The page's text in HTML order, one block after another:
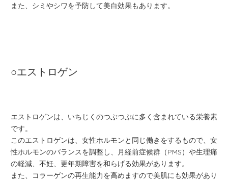
また、シミやシワを予防して美白効果もあります。
○エストロゲン
エストロゲンは、いちじくのつぶつぶに多く含まれている栄養素
です。
このエストロゲンは、女性ホルモンと同じ働きをするもので、女
性ホルモンのバランスを調整し、月経前症候群（PMS）や生理痛
の軽減、不妊、更年期障害を和らげる効果があります。
また、コラーゲンの再生能力を高めますので美肌にも効果があり